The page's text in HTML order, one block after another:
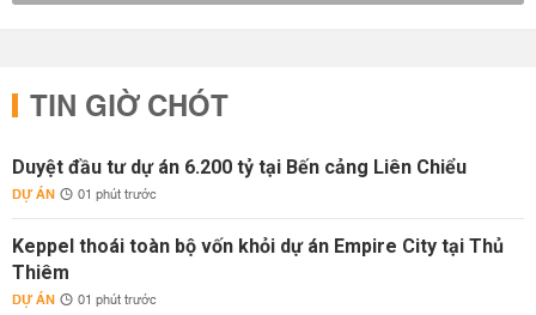
TIN GIỜ CHÓT
Duyệt đầu tư dự án 6.200 tỷ tại Bến cảng Liên Chiểu
DỰ ÁN 01 phút trước
Keppel thoái toàn bộ vốn khỏi dự án Empire City tại Thủ
Thiêm
DỰ ÁN 01 phút trước